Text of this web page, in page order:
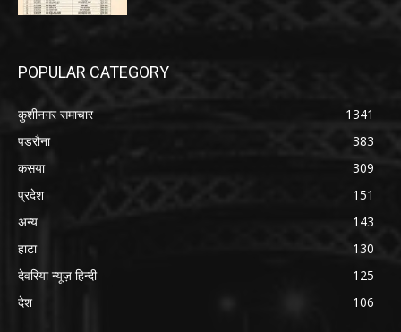
POPULAR CATEGORY
कुशीनगर समाचार
1341
पडरौना
383
कसया
309
प्रदेश
151
अन्य
143
हाटा
130
देवरिया न्यूज़ हिन्दी
125
देश
106